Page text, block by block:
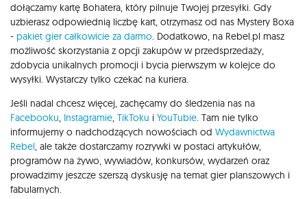
dołączamy kartę Bohatera, który pilnuje Twojej przesyłki. Gdy
uzbierasz odpowiednią liczbę kart, otrzymasz od nas Mystery Boxa
- pakiet gier całkowicie za darmo . Dodatkowo, na Rebel.pl masz
możliwość skorzystania z opcji zakupów w przedsprzedaży,
zdobycia unikalnych promocji i bycia pierwszym w kolejce do
wysyłki. Wystarczy tylko czekać na kuriera.
Jeśli nadal chcesz więcej, zachęcamy do śledzenia nas na
Facebooku Instagramie TikToku i YouTubie . Tam nie tylko
informujemy o nadchodzących nowościach od Wydawnictwa
Rebel , ale także dostarczamy rozrywki w postaci artykułów,
programów na żywo, wywiadów, konkursów, wydarzeń oraz
prowadzimy jeszcze szerszą dyskusję na temat gier planszowych i
fabularnych.